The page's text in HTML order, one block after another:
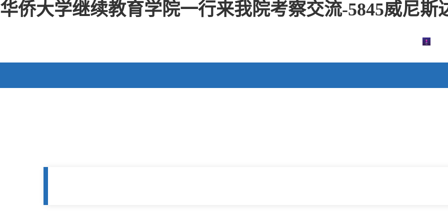
华侨大学继续教育学院一行来我院考察交流-5845威尼斯